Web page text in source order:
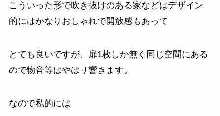
こういった形で吹き抜けのある家などはデザイン
的にはかなりおしゃれで開放感もあって
とても良いですが、扉1枚しか無く同じ空間にある
ので物音等はやはり響きます。
なので私的には